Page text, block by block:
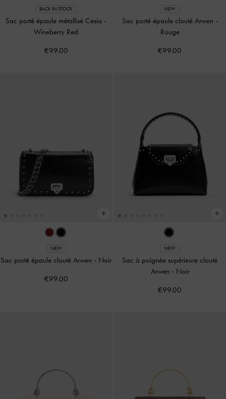
BACK IN STOCK
Sac porté épaule métallisé Cesia -
Wineberry Red
€99.00
NEW
Sac porté épaule clouté Arwen -
Rouge
€99.00
NEW
Sac porté épaule clouté Arwen - Noir
€99.00
NEW
Sac à poignée supérieure clouté
Arwen - Noir
€99.00